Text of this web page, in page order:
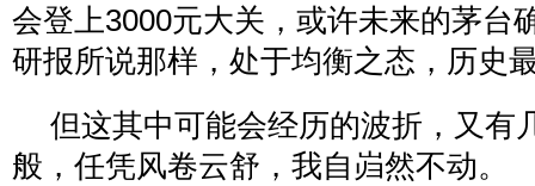
会登上3000元大关，或许未来的茅台
研报所说那样，处于均衡之态，历史
但这其中可能会经历的波折，又有
般，任凭风卷云舒，我自岿然不动。